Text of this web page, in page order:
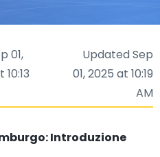
01,
Updated Sep
01, 2025 at 10:19
AM
Introduzione